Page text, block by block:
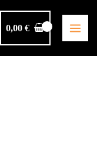
0,00€